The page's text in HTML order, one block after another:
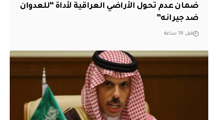
ضمان عدم تحول الأراضي العراقية لأداة “للعدوان
ضد جيرانه”
قبل 18 ساعة